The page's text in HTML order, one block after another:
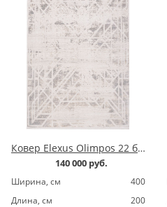
Ковер Elexus Olimpos 22 бежевый
140 000 руб.
Ширина, cм
400
Длина, cм
200